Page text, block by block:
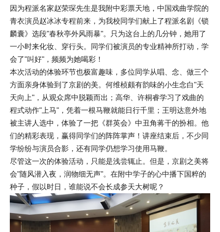
因为程派名家赵荣琛先生是我附中彩票天地，中国戏曲学院的
青衣演员赵冰冰专程前来，为我校同学们献上了程派名剧《锁
麟囊》选段"春秋亭外风雨暴"。只为这台上的几分钟，她用了
一小时来化妆、穿行头。同学们被演员的专业精神所打动，学
会了"叫好"，频频为她喝彩！
本次活动的体验环节也极富趣味，多位同学从唱、念、做三个
方面亲身体验到了京剧的美。何维桢颇有韵味的小生念白"天
天向上"，从观众席中脱颖而出；高华、许桐睿学习了戏曲的
程式动作"上马"，凭着一根马鞭就能日行千里；王明达意外地
被主讲人选中，体验了一把《群英会》中丑角蒋干的扮相。他
们的精彩表现，赢得同学们的阵阵掌声！讲座结束后，不少同
学纷纷与演员合影，还有同学仍想学习使用马鞭。
尽管这一次的体验活动，只能是浅尝辄止。但是，京剧之美将
会"随风潜入夜，润物细无声"。在附中学子的心中播下国粹的
种子，假以时日，谁能说不会长成参天大树呢？